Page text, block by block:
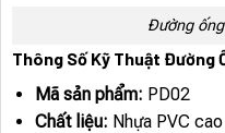
Đường ống
Thông Số Kỹ Thuật Đường
Mã sản phẩm: PD02
Chất liệu: Nhựa PVC